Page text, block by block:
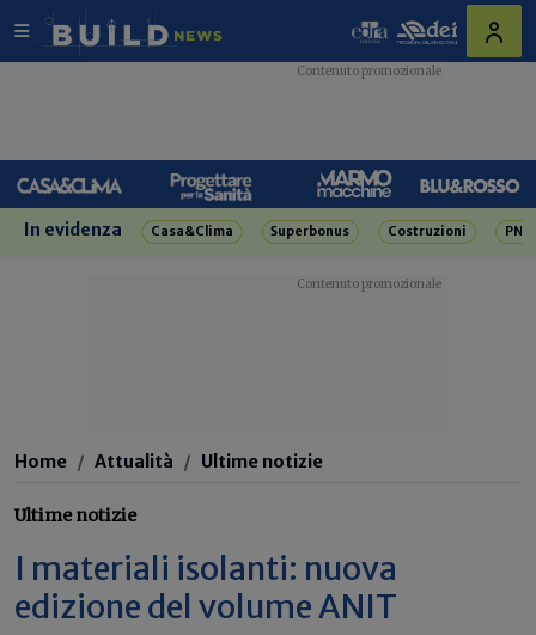
In evidenza Casa&Clima Superbonus Costruzioni
Home Attualità Ultime notizie
Ultime notizie
I materiali isolanti: nuova
edizione del volume ANIT